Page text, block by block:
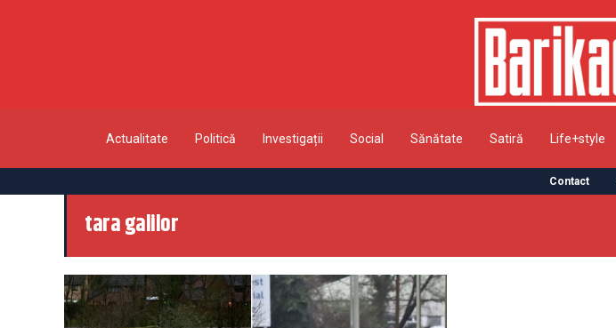
Actualitate Politică Investigații Social Sănătate Satiră Life+style
Contact
tara galilor